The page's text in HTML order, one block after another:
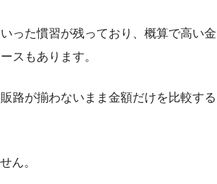
った慣習が残っており、概算で高い金
スもあります。
路が揃わないまま金額だけを比較する
ん。